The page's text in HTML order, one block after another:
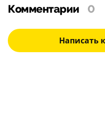
Комментарии 0
Написать